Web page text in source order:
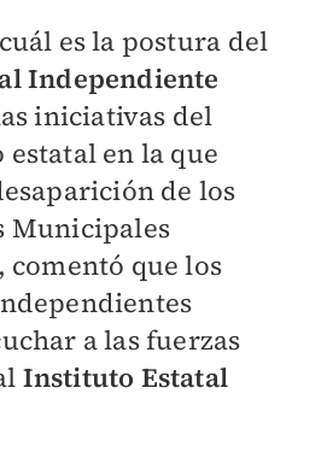
es la postura del
Independiente
iniciativas del
en la que
de los
Municipales
comentó que los
a las fuerzas
Instituto Estatal